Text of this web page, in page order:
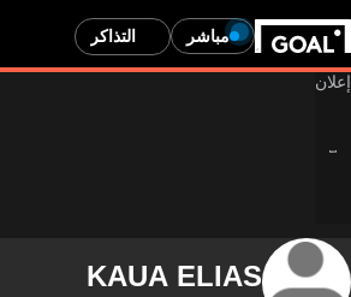
مباشر التذاكر
KAUA ELIAS